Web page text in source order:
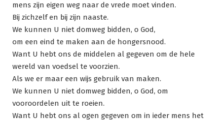
mens zijn eigen weg naar de vrede moet vinden.
Bij zichzelf en bij zijn naaste.
We kunnen U niet domweg bidden, o God,
om een eind te maken aan de hongersnood.
Want U hebt ons de middelen al gegeven om de hele
wereld van voedsel te voorzien.
Als we er maar een wijs gebruik van maken.
We kunnen U niet domweg bidden, o God, om
vooroordelen uit te roeien.
Want U hebt ons al ogen gegeven om in ieder mens het